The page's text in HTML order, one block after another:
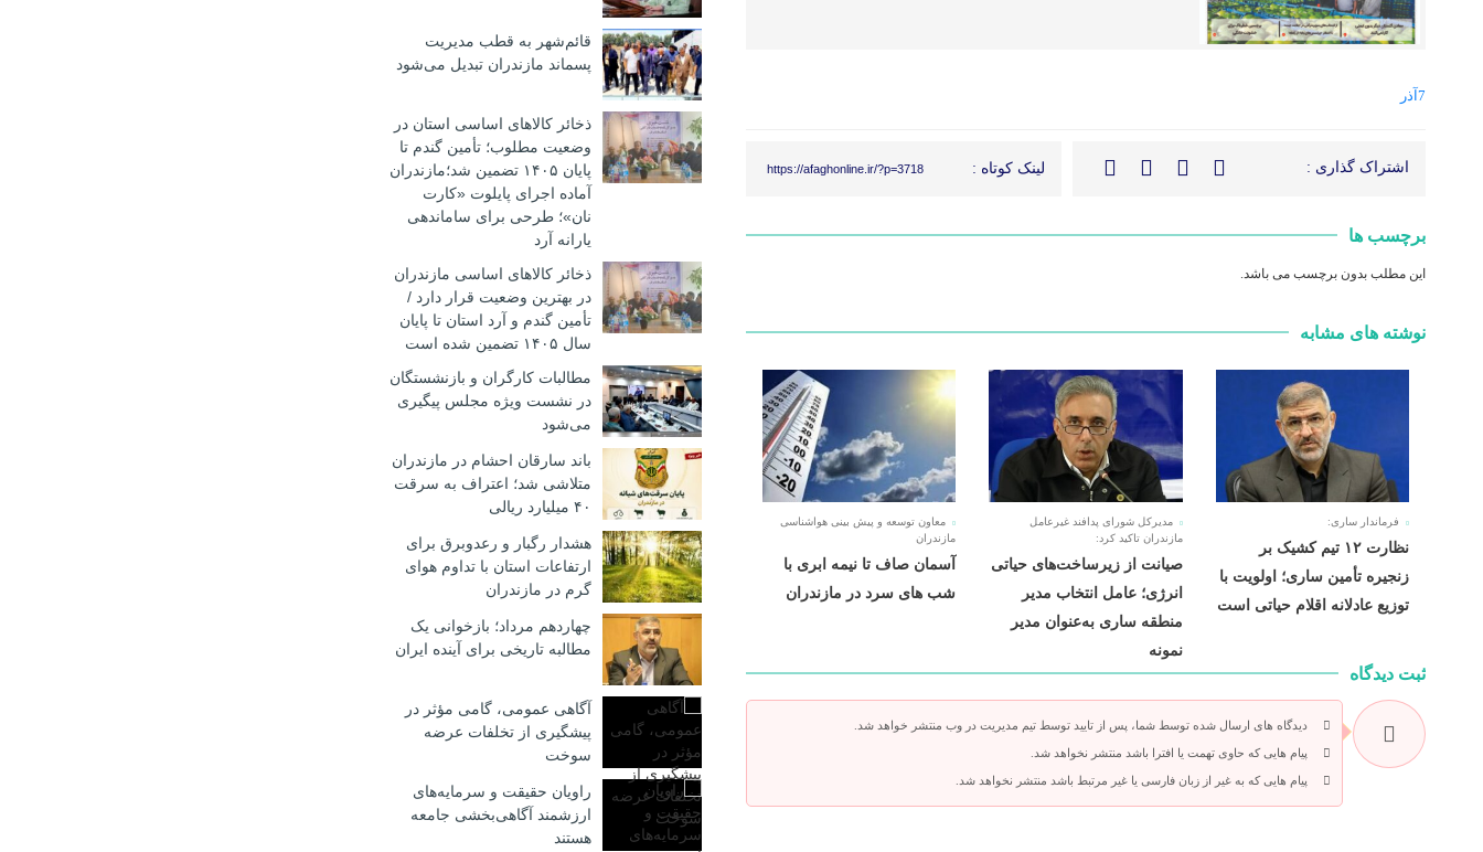
7آذر
اشتراک گذاری : لینک کوتاه : https://afaghonline.ir/?p=3718
برچسب ها
این مطلب بدون برچسب می باشد.
نوشته های مشابه
فرماندار ساری:
نظارت ۱۲ تیم کشیک بر
زنجیره تأمین ساری؛ اولویت با
توزیع عادلانه اقلام حیاتی است
مدیرکل شورای پدافند غیرعامل
مازندران تاکید کرد:
صیانت از زیرساخت‌های حیاتی
انرژی؛ عامل انتخاب مدیر
منطقه ساری به‌عنوان مدیر
نمونه
معاون توسعه و پیش بینی هواشناسی
مازندران
آسمان صاف تا نیمه ابری با
شب های سرد در مازندران
ثبت دیدگاه
دیدگاه های ارسال شده توسط شما، پس از تایید توسط تیم مدیریت در وب منتشر خواهد شد.
پیام هایی که حاوی تهمت یا افترا باشد منتشر نخواهد شد.
پیام هایی که به غیر از زبان فارسی یا غیر مرتبط باشد منتشر نخواهد شد.
قائم‌شهر به قطب مدیریت
پسماند مازندران تبدیل می‌شود
ذخائر کالاهای اساسی استان در
وضعیت مطلوب؛ تأمین گندم تا
پایان ۱۴۰۵ تضمین شد؛مازندران
آماده اجرای پایلوت «کارت
نان»؛ طرحی برای ساماندهی
یارانه آرد
ذخائر کالاهای اساسی مازندران
در بهترین وضعیت قرار دارد /
تأمین گندم و آرد استان تا پایان
سال ۱۴۰۵ تضمین شده است
مطالبات کارگران و بازنشستگان
در نشست ویژه مجلس پیگیری
می‌شود
باند سارقان احشام در مازندران
متلاشی شد؛ اعتراف به سرقت
۴۰ میلیارد ریالی
هشدار رگبار و رعدوبرق برای
ارتفاعات استان با تداوم هوای
گرم در مازندران
چهاردهم مرداد؛ بازخوانی یک
مطالبه تاریخی برای آینده ایران
آگاهی عمومی، گامی مؤثر در
پیشگیری از تخلفات عرضه
سوخت
راویان حقیقت و سرمایه‌های
ارزشمند آگاهی‌بخشی جامعه
هستند